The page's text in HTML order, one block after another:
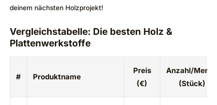
deinem nächsten Holzprojekt!
Vergleichstabelle: Die besten Holz &
Plattenwerkstoffe
# Produktname
Preis
(€)
Anzahl/
(Stück)